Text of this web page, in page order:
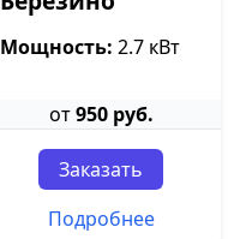
Мощность: 2.7 кВт
от950 руб.
Заказать
Подробнее